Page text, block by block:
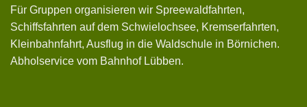
Für Gruppen organisieren wir Spreewaldfahrten,
Schiffsfahrten auf dem Schwielochsee, Kremserfahrten,
Kleinbahnfahrt, Ausflug in die Waldschule in Börnichen.
Abholservice vom Bahnhof Lübben.